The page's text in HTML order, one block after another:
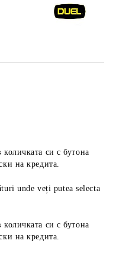
си с бутона
на кредита.
unde veți putea selecta
си с бутона
на кредита.